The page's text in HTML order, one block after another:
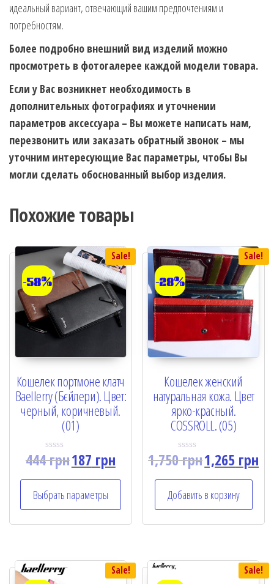
идеальный вариант, отвечающий вашим предпочтениям и
потребностям.
Более подробно внешний вид изделий можно
просмотреть в фотогалерее каждой модели товара.
Если у Вас возникнет необходимость в
дополнительных фотографиях и уточнении
параметров аксессуара – Вы можете написать нам,
перезвонить или заказать обратный звонок – мы
уточним интересующие Вас параметры, чтобы Вы
могли сделать обоснованный выбор изделия.
Похожие товары
Sale!
-58%
Кошелек портмоне клатч
Baellerry (Бєйлери). Цвет:
черный, коричневый.
(01)
R
a
d
0
o
u
5
444грн187 грн
Выбрать параметры
Sale!
-28%
Кошелек женский
натуральная кожа. Цвет
ярко-красный.
COSSROLL. (05)
R
d
o
u
5
1,750грн1,265 грн
Добавить в корзину
Sale! Sale!